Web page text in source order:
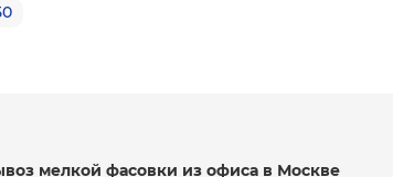
мелкой фасовки из офиса в Москве